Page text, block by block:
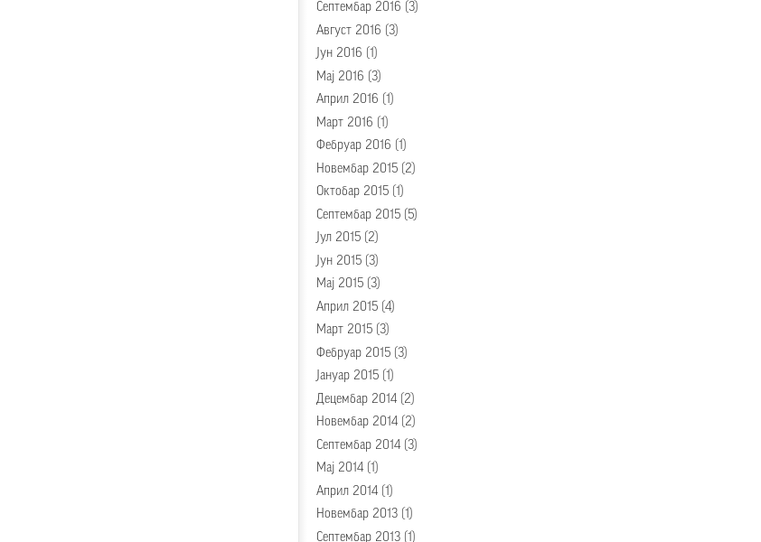
Септембар 2016 (3)
Август 2016 (3)
Јун 2016 (1)
Мај 2016 (3)
Април 2016 (1)
Март 2016 (1)
Фебруар 2016 (1)
Новембар 2015 (2)
Октобар 2015 (1)
Септембар 2015 (5)
Јул 2015 (2)
Јун 2015 (3)
Мај 2015 (3)
Април 2015 (4)
Март 2015 (3)
Фебруар 2015 (3)
Јануар 2015 (1)
Децембар 2014 (2)
Новембар 2014 (2)
Септембар 2014 (3)
Мај 2014 (1)
Април 2014 (1)
Новембар 2013 (1)
Септембар 2013 (1)